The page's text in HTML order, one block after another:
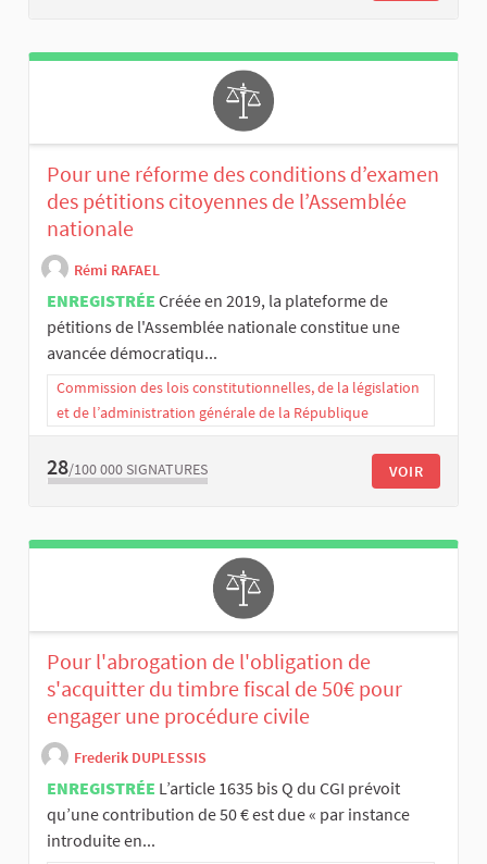
Pour une réforme des conditions d’examen
des pétitions citoyennes de l’Assemblée
nationale
Rémi RAFAEL
ENREGISTRÉE Créée en 2019, la plateforme de
pétitions de l'Assemblée nationale constitue une
avancée démocratiqu...
Commission des lois constitutionnelles, de la législation
et de l’administration générale de la République
28/100 000 SIGNATURES VOIR
Pour l'abrogation de l'obligation de
s'acquitter du timbre fiscal de 50€ pour
engager une procédure civile
Frederik DUPLESSIS
ENREGISTRÉE L’article 1635 bis Q du CGI prévoit
qu’une contribution de 50 € est due « par instance
introduite en...